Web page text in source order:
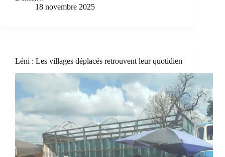
18 novembre 2025
Léni : Les villages déplacés retrouvent leur quotidien